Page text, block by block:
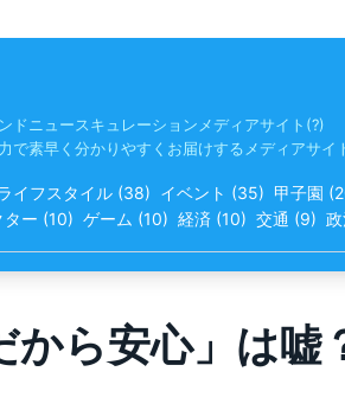
ドニュースキュレーションメディアサイト(?)
で素早く分かりやすくお届けするメディアサイ
イフスタイル (38) イベント (35) 甲子園 (
ター (10) ゲーム (10) 経済 (10) 交通 (9)
から安心」は